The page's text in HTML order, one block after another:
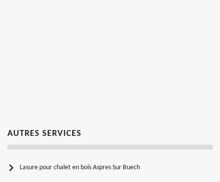
AUTRES SERVICES
Lasure pour chalet en bois Aspres Sur Buech